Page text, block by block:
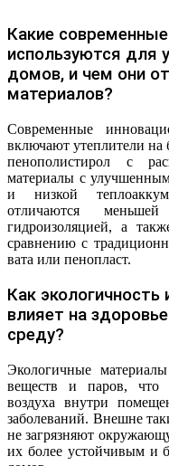
Какие
используются для
домов, и чем они
материалов?
Современные
включают утеплители на
пенополистирол с
материалы с
и низкой
отличаются
гидроизоляцией, а
сравнению с
вата или пенопласт.
Как
влияет на
среду?
Экологичные
веществ и паров, что
воздуха внутри
заболеваний. Внешне
не загрязняют
их более устойчивым и